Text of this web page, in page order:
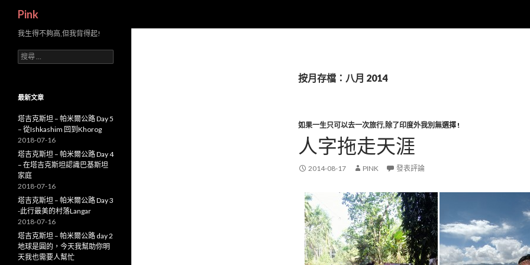
Pink
按月存檔：八月 2014
如果一生只可以去一次旅行,除了印度外我別無選擇 !
人字拖走天涯
2014-08-17 PINK 發表評論
我生得不夠高,但我背得起!
搜
尋
：
最新文章
塔吉克斯坦 – 帕米爾公路 Day 5
– 從Ishkashim 回到Khorog
2018-07-16
塔吉克斯坦 – 帕米爾公路 Day 4
– 在塔吉克斯坦認識巴基斯坦
家庭
2018-07-16
塔吉克斯坦 – 帕米爾公路 Day 3
-此行最美的村落Langar
2018-07-16
塔吉克斯坦 – 帕米爾公路 day 2
地球是圓的，今天我幫助你明
天我也需要人幫忙